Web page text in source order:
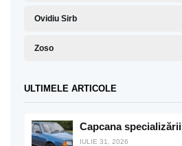
Ovidiu Sirb
Zoso
ULTIMELE ARTICOLE
Capcana specializării
IULIE 31, 2026